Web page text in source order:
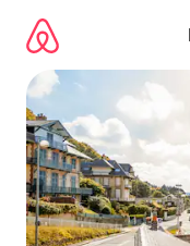
directement
contenu